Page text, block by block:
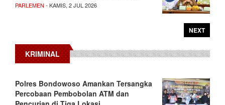
PARLEMEN - KAMIS, 2 JUL 2026
NEXT
KRIMINAL
Polres Bondowoso Amankan Tersangka
Percobaan Pembobolan ATM dan